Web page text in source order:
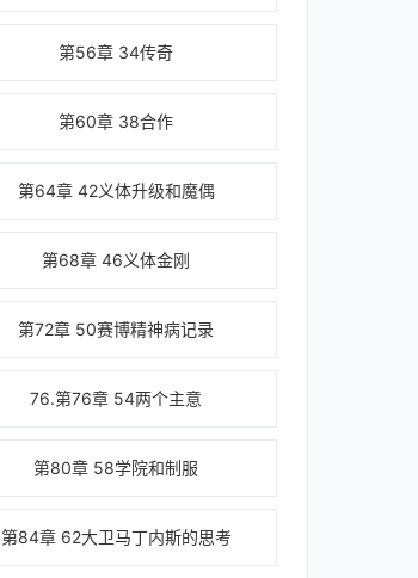
第56章 34传奇
第60章 38合作
第64章 42义体升级和魔偶
第68章 46义体金刚
第72章 50赛博精神病记录
76.第76章 54两个主意
第80章 58学院和制服
第84章 62大卫马丁内斯的思考